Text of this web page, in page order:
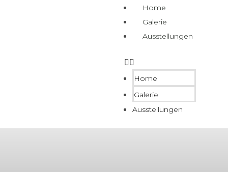
Home
Galerie
Ausstellungen
Home
Galerie
Ausstellungen